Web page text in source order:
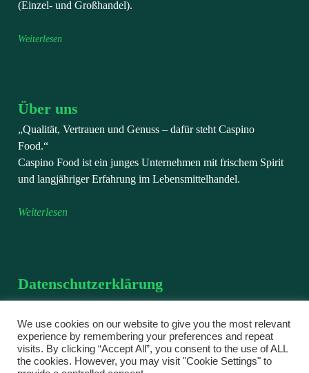
(Einzel- und Großhandel).
Weiterlesen
Über uns
„Qualität, Vertrauen und Genuss – dafür steht Caspino
Food.“
Caspino Food ist ein junges Unternehmen mit frischem Spirit
und langjähriger Erfahrung im Lebensmittelhandel.
Weiterlesen
Datenschutzerklärung
Rahmen einer Bestellung, einer Registrierung oder bei einer
Kontaktaufnahme freiwillig mitteilen.
We use cookies on our website to give you the most relevant
experience by remembering your preferences and repeat
visits. By clicking “Accept All”, you consent to the use of ALL
the cookies. However, you may visit "Cookie Settings" to